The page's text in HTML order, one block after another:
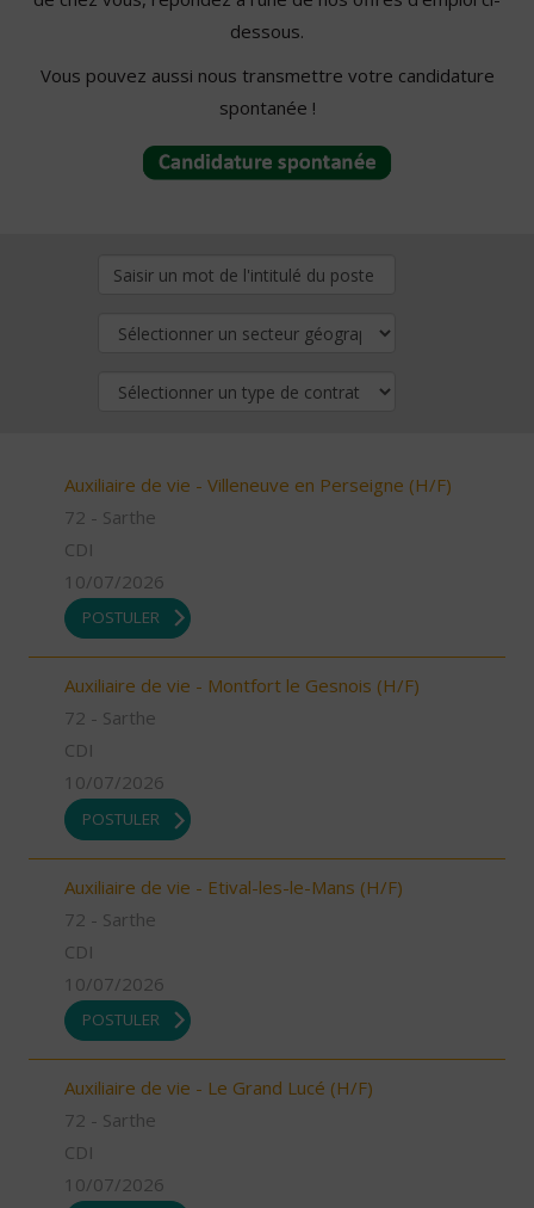
dessous.
Vous pouvez aussi nous transmettre votre candidature
spontanée !
Auxiliaire de vie - Villeneuve en Perseigne (H/F)
72 - Sarthe
CDI
10/07/2026
POSTULER
Auxiliaire de vie - Montfort le Gesnois (H/F)
72 - Sarthe
CDI
10/07/2026
POSTULER
Auxiliaire de vie - Etival-les-le-Mans (H/F)
72 - Sarthe
CDI
10/07/2026
POSTULER
Auxiliaire de vie - Le Grand Lucé (H/F)
72 - Sarthe
CDI
10/07/2026